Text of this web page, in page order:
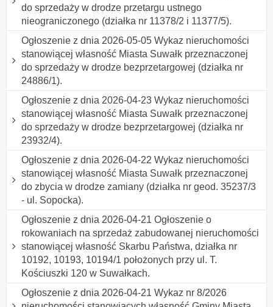
do sprzedaży w drodze przetargu ustnego
nieograniczonego (działka nr 11378/2 i 11377/5).
Ogłoszenie z dnia 2026-05-05 Wykaz nieruchomości
stanowiącej własność Miasta Suwałk przeznaczonej
do sprzedaży w drodze bezprzetargowej (działka nr
24886/1).
Ogłoszenie z dnia 2026-04-23 Wykaz nieruchomości
stanowiącej własność Miasta Suwałk przeznaczonej
do sprzedaży w drodze bezprzetargowej (działka nr
23932/4).
Ogłoszenie z dnia 2026-04-22 Wykaz nieruchomości
stanowiącej własność Miasta Suwałk przeznaczonej
do zbycia w drodze zamiany (działka nr geod. 35237/3
- ul. Sopocka).
Ogłoszenie z dnia 2026-04-21 Ogłoszenie o
rokowaniach na sprzedaż zabudowanej nieruchomości
stanowiącej własność Skarbu Państwa, działka nr
10192, 10193, 10194/1 położonych przy ul. T.
Kościuszki 120 w Suwałkach.
Ogłoszenie z dnia 2026-04-21 Wykaz nr 8/2026